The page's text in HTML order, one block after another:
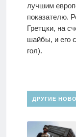
лучшим
показателю.
Гретцки, на
шайбы, и его
гол).
ДРУГИЕ